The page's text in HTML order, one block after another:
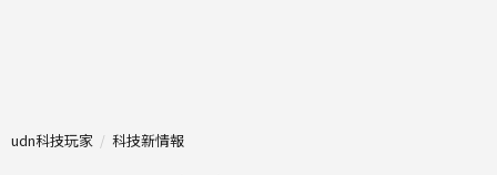
udn科技玩家 科技新情報